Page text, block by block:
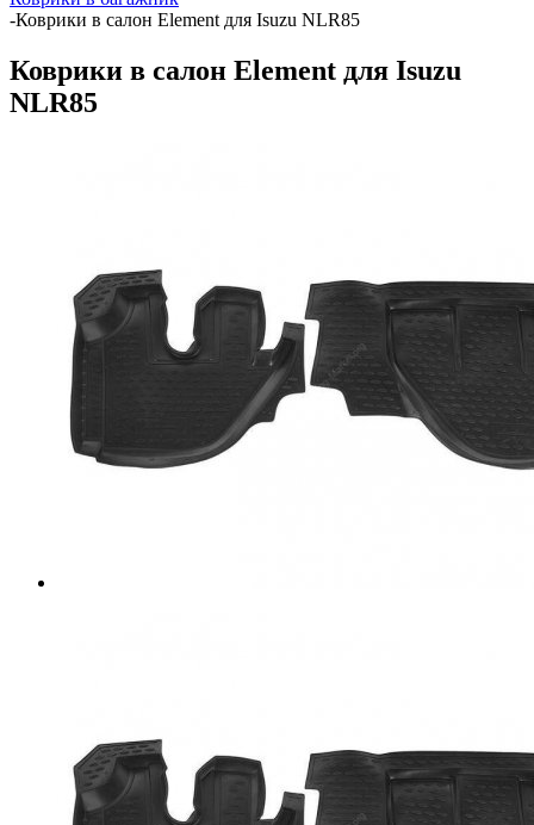
-Коврики в салон Element для Isuzu NLR85
Коврики в салон Element для Isuzu
NLR85